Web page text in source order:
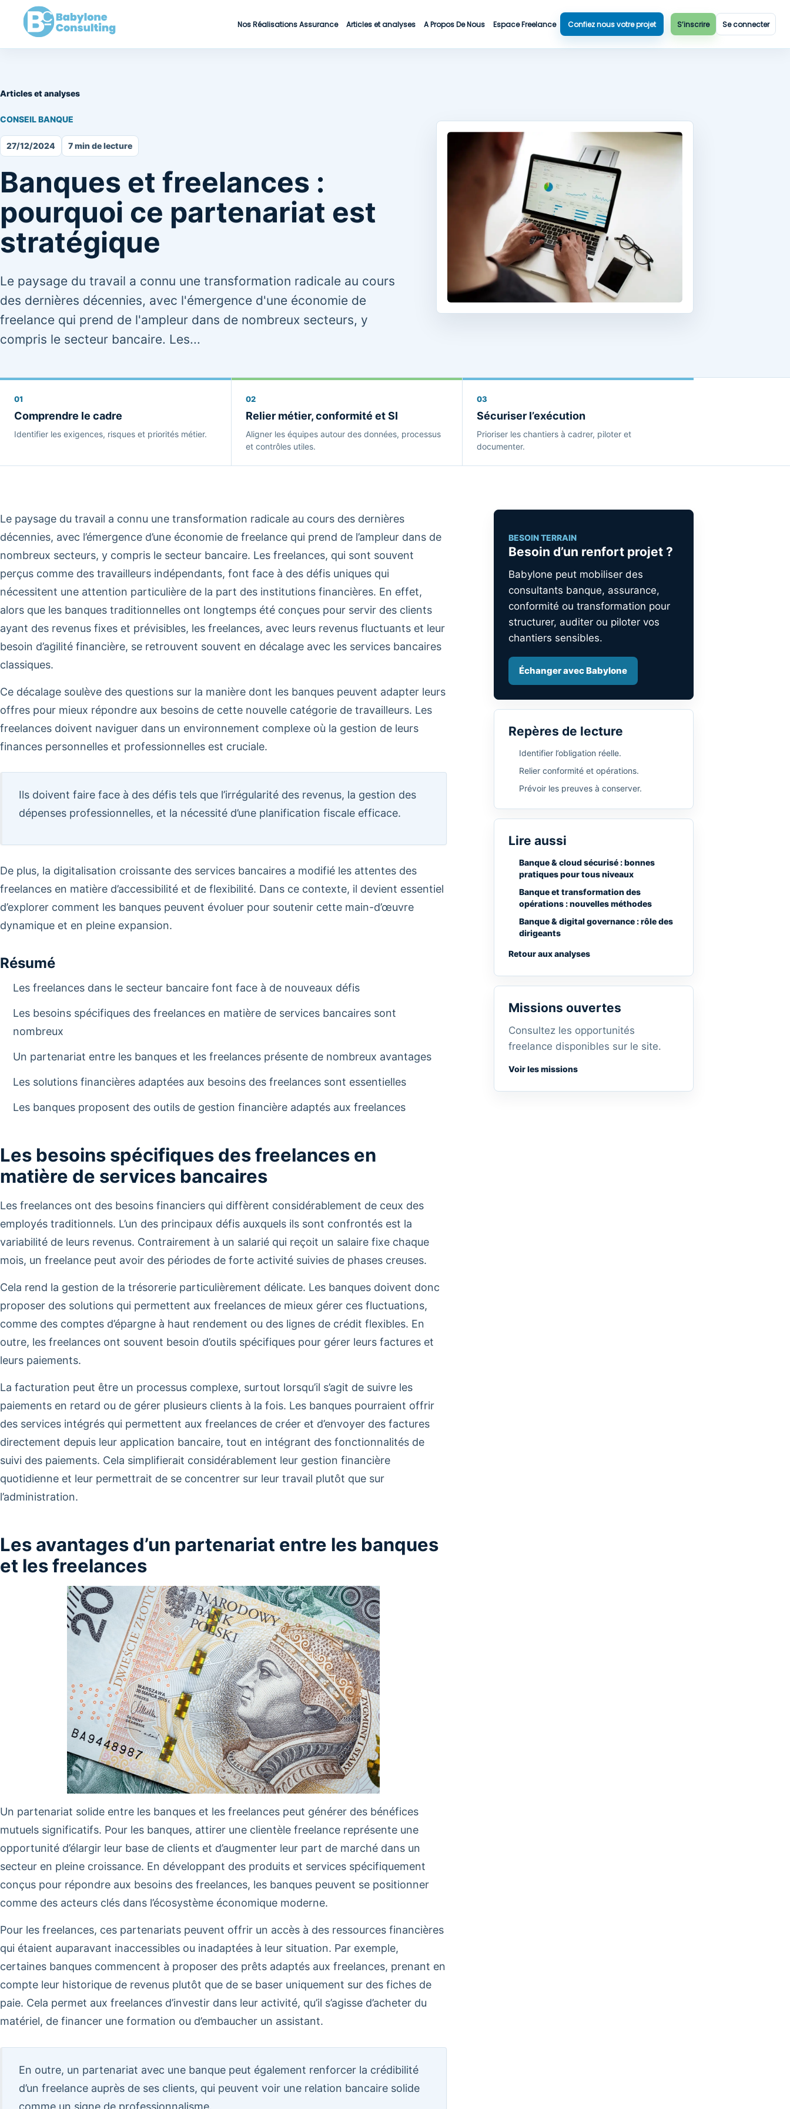
Nos Réalisations Assurance Articles et analyses A Propos De Nous Espace Freelance Confiez nous votre projet S’inscrire Se connecter
Articles et analyses
CONSEIL BANQUE
27/12/2024 7 min de lecture
Banques et freelances :
pourquoi ce partenariat est
stratégique
Le paysage du travail a connu une transformation radicale au cours
des dernières décennies, avec l'émergence d'une économie de
freelance qui prend de l'ampleur dans de nombreux secteurs, y
compris le secteur bancaire. Les...
01
Comprendre le cadre
Identifier les exigences, risques et priorités métier.
02
Relier métier, conformité et SI
Aligner les équipes autour des données, processus
et contrôles utiles.
03
Sécuriser l’exécution
Prioriser les chantiers à cadrer, piloter et
documenter.
Le paysage du travail a connu une transformation radicale au cours des dernières
décennies, avec l’émergence d’une économie de freelance qui prend de l’ampleur dans de
nombreux secteurs, y compris le secteur bancaire. Les freelances, qui sont souvent
perçus comme des travailleurs indépendants, font face à des défis uniques qui
nécessitent une attention particulière de la part des institutions financières. En effet,
alors que les banques traditionnelles ont longtemps été conçues pour servir des clients
ayant des revenus fixes et prévisibles, les freelances, avec leurs revenus fluctuants et leur
besoin d’agilité financière, se retrouvent souvent en décalage avec les services bancaires
classiques.
Ce décalage soulève des questions sur la manière dont les banques peuvent adapter leurs
offres pour mieux répondre aux besoins de cette nouvelle catégorie de travailleurs. Les
freelances doivent naviguer dans un environnement complexe où la gestion de leurs
finances personnelles et professionnelles est cruciale.
Ils doivent faire face à des défis tels que l’irrégularité des revenus, la gestion des
dépenses professionnelles, et la nécessité d’une planification fiscale efficace.
De plus, la digitalisation croissante des services bancaires a modifié les attentes des
freelances en matière d’accessibilité et de flexibilité. Dans ce contexte, il devient essentiel
d’explorer comment les banques peuvent évoluer pour soutenir cette main-d’œuvre
dynamique et en pleine expansion.
Résumé
Les freelances dans le secteur bancaire font face à de nouveaux défis
Les besoins spécifiques des freelances en matière de services bancaires sont
nombreux
Un partenariat entre les banques et les freelances présente de nombreux avantages
Les solutions financières adaptées aux besoins des freelances sont essentielles
Les banques proposent des outils de gestion financière adaptés aux freelances
Les besoins spécifiques des freelances en
matière de services bancaires
Les freelances ont des besoins financiers qui diffèrent considérablement de ceux des
employés traditionnels. L’un des principaux défis auxquels ils sont confrontés est la
variabilité de leurs revenus. Contrairement à un salarié qui reçoit un salaire fixe chaque
mois, un freelance peut avoir des périodes de forte activité suivies de phases creuses.
Cela rend la gestion de la trésorerie particulièrement délicate. Les banques doivent donc
proposer des solutions qui permettent aux freelances de mieux gérer ces fluctuations,
comme des comptes d’épargne à haut rendement ou des lignes de crédit flexibles. En
outre, les freelances ont souvent besoin d’outils spécifiques pour gérer leurs factures et
leurs paiements.
La facturation peut être un processus complexe, surtout lorsqu’il s’agit de suivre les
paiements en retard ou de gérer plusieurs clients à la fois. Les banques pourraient offrir
des services intégrés qui permettent aux freelances de créer et d’envoyer des factures
directement depuis leur application bancaire, tout en intégrant des fonctionnalités de
suivi des paiements. Cela simplifierait considérablement leur gestion financière
quotidienne et leur permettrait de se concentrer sur leur travail plutôt que sur
l’administration.
Les avantages d’un partenariat entre les banques
et les freelances
Un partenariat solide entre les banques et les freelances peut générer des bénéfices
mutuels significatifs. Pour les banques, attirer une clientèle freelance représente une
opportunité d’élargir leur base de clients et d’augmenter leur part de marché dans un
secteur en pleine croissance. En développant des produits et services spécifiquement
conçus pour répondre aux besoins des freelances, les banques peuvent se positionner
comme des acteurs clés dans l’écosystème économique moderne.
Pour les freelances, ces partenariats peuvent offrir un accès à des ressources financières
qui étaient auparavant inaccessibles ou inadaptées à leur situation. Par exemple,
certaines banques commencent à proposer des prêts adaptés aux freelances, prenant en
compte leur historique de revenus plutôt que de se baser uniquement sur des fiches de
paie. Cela permet aux freelances d’investir dans leur activité, qu’il s’agisse d’acheter du
matériel, de financer une formation ou d’embaucher un assistant.
En outre, un partenariat avec une banque peut également renforcer la crédibilité
d’un freelance auprès de ses clients, qui peuvent voir une relation bancaire solide
comme un signe de professionnalisme.
BESOIN TERRAIN
Besoin d’un renfort projet ?
Babylone peut mobiliser des
consultants banque, assurance,
conformité ou transformation pour
structurer, auditer ou piloter vos
chantiers sensibles.
Échanger avec Babylone
Repères de lecture
Identifier l’obligation réelle.
Relier conformité et opérations.
Prévoir les preuves à conserver.
Lire aussi
Banque & cloud sécurisé : bonnes
pratiques pour tous niveaux
Banque et transformation des
opérations : nouvelles méthodes
Banque & digital governance : rôle des
dirigeants
Retour aux analyses
Missions ouvertes
Consultez les opportunités
freelance disponibles sur le site.
Voir les missions